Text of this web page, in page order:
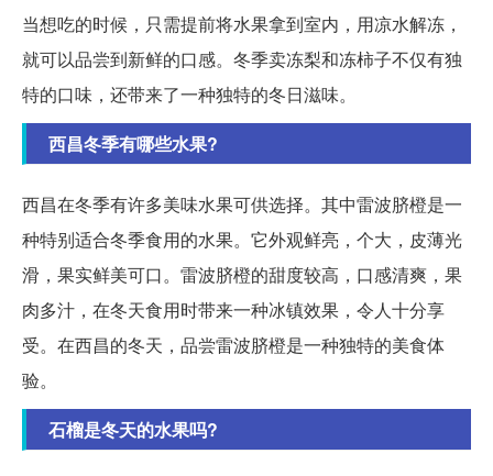
当想吃的时候，只需提前将水果拿到室内，用凉水解冻，
就可以品尝到新鲜的口感。冬季卖冻梨和冻柿子不仅有独
特的口味，还带来了一种独特的冬日滋味。
西昌冬季有哪些水果?
西昌在冬季有许多美味水果可供选择。其中雷波脐橙是一
种特别适合冬季食用的水果。它外观鲜亮，个大，皮薄光
滑，果实鲜美可口。雷波脐橙的甜度较高，口感清爽，果
肉多汁，在冬天食用时带来一种冰镇效果，令人十分享
受。在西昌的冬天，品尝雷波脐橙是一种独特的美食体
验。
石榴是冬天的水果吗?